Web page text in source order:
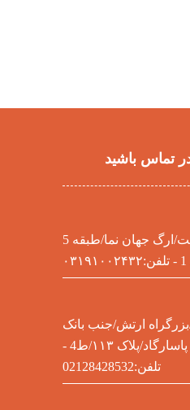
تماس باشید
دروازه دولت/ارگ جهان نما/طبقه 5
بزرگراه ارتش/جنب بانک
پاسارگاد/پلاک ۱۱۳/ط4 -
تلفن:02128428532